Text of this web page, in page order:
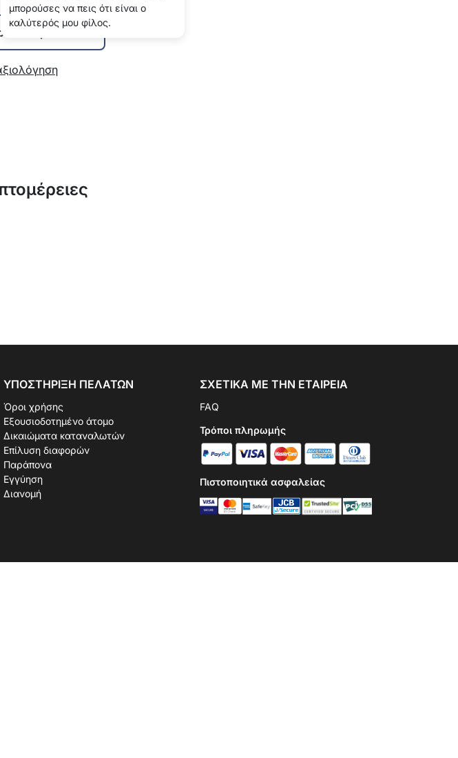
μπορούσες να πεις ότι είναι ο
καλύτερός μου φίλος.
ΥΠΟΣΤΉΡΙΞΗ ΠΕΛΑΤΏΝ
Όροι χρήσης
Εξουσιοδοτημένο άτομο
Δικαιώματα καταναλωτών
Επίλυση διαφορών
Παράπονα
Εγγύηση
Διανομή
ΣΧΕΤΙΚΆ ΜΕ ΤΗΝ ΕΤΑΙΡΕΊΑ
FAQ
Τρόποι πληρωμής
Πιστοποιητικά ασφαλείας